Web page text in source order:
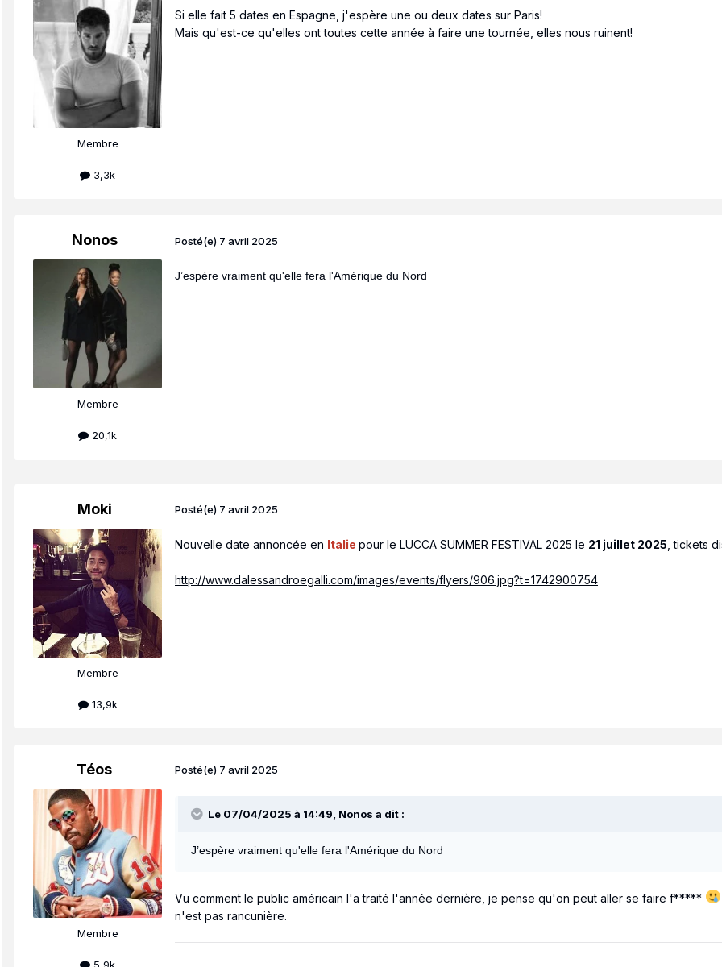
Membre
3,3k
Si elle fait 5 dates en Espagne, j'espère une ou deux dates sur Paris!
Mais qu'est-ce qu'elles ont toutes cette année à faire une tournée, elles nous ruinent!
Nonos
Membre
20,1k
Posté(e) 7 avril 2025
J’espère vraiment qu'elle fera l'Amérique du Nord
Moki
Membre
13,9k
Posté(e) 7 avril 2025
Nouvelle date annoncée en Italie pour le LUCCA SUMMER FESTIVAL 2025 le 21 juillet 2025 , tickets
http://www.dalessandroegalli.com/images/events/flyers/906.jpg?t=1742900754
Téos
Membre
Posté(e) 7 avril 2025
Le 07/04/2025 à 14:49, Nonos a dit :
J’espère vraiment qu'elle fera l'Amérique du Nord
Vu comment le public américain l'a traité l'année dernière, je pense qu'on peut aller se faire f*****
n'est pas rancunière.